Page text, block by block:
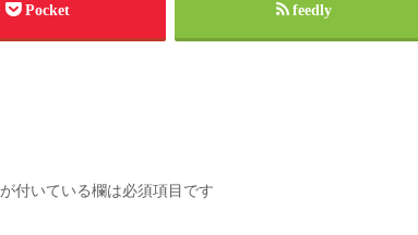
Pocket feedly
が付いている欄は必須項目です